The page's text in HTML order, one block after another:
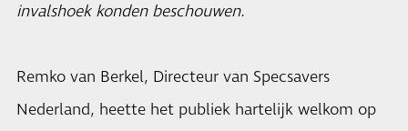
invalshoek konden beschouwen.
Remko van Berkel, Directeur van Specsavers
Nederland, heette het publiek hartelijk welkom op